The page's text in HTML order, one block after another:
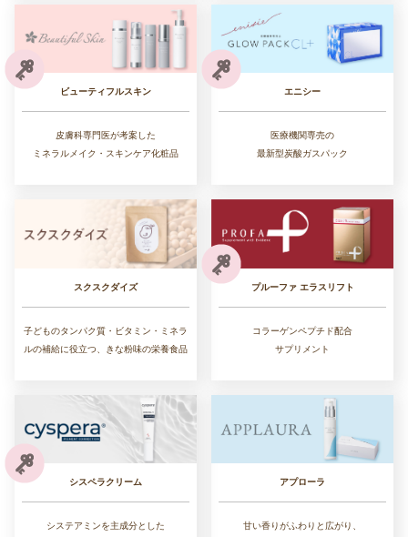
ビューティフルスキン
皮膚科専門医が考案した
ミネラルメイク・スキンケア化粧品
エニシー
医療機関専売の
最新型炭酸ガスパック
スクスクダイズ
子どものタンパク質・ビタミン・ミネラ
ルの補給に役立つ、きな粉味の栄養食品
プルーファ エラスリフト
コラーゲンペプチド配合
サプリメント
シスペラクリーム
システアミンを主成分とした
アプローラ
甘い香りがふわりと広がり、